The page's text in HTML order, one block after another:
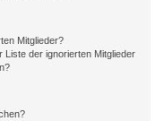
Mitglieder?
der ignorierten Mitglieder